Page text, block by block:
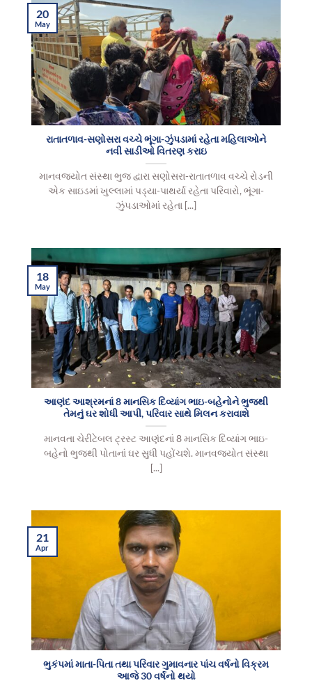
રાતાતળાવ-સણોસરા વચ્ચે ભૂંગા-ઝુંપડામાં રહેતા મહિલાઓને
નવી સાડીઓ વિતરણ કરાઇ
માનવજ્યોત સંસ્થા ભુજ દ્વારા સણોસરા-રાતાતળાવ વચ્ચે રોડની
એક સાઇડમાં ખુલ્લામાં પડ્યા-પાથર્યા રહેતા પરિવારો, ભૂંગા-
ઝુંપડાઓમાં રહેતા [...]
20
May
આણંદ આશ્રમનાં 8 માનસિક દિવ્યાંગ ભાઇ-બહેનોને ભુજથી
તેમનું ઘર શોધી આપી, પરિવાર સાથે મિલન કરાવાશે
માનવતા ચેરીટેબલ ટ્રસ્ટ આણંદનાં 8 માનસિક દિવ્યાંગ ભાઇ-
બહેનો ભુજથી પોતાનાં ઘર સુધી પહોંચશે. માનવજ્યોત સંસ્થા
[...]
18
May
ભુકંપમાં માતા-પિતા તથા પરિવાર ગુમાવનાર પાંચ વર્ષનો વિક્રમ
આજે 30 વર્ષનો થયો
21
Apr